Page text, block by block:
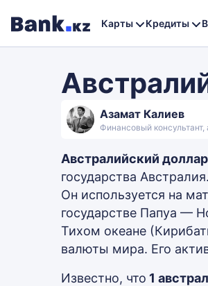
Карты Кредиты
Азамат Калиев
Финансовый консультант,
Австралийский доллар
государства Австралия.
Он используется на
государстве Папуа —
Тихом океане
валюты мира. Его
Известно, что 1